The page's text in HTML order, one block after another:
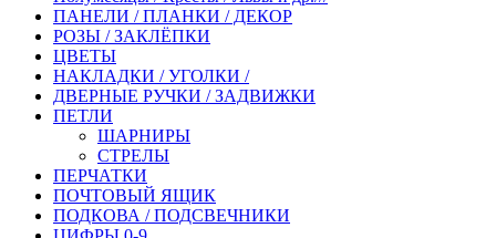
ПАНЕЛИ / ПЛАНКИ / ДЕКОР
РОЗЫ / ЗАКЛЁПКИ
ЦВЕТЫ
НАКЛАДКИ / УГОЛКИ /
ДВЕРНЫЕ РУЧКИ / ЗАДВИЖКИ
ПЕТЛИ
ШАРНИРЫ
СТРЕЛЫ
ПЕРЧАТКИ
ПОЧТОВЫЙ ЯЩИК
ПОДКОВА / ПОДСВЕЧНИКИ